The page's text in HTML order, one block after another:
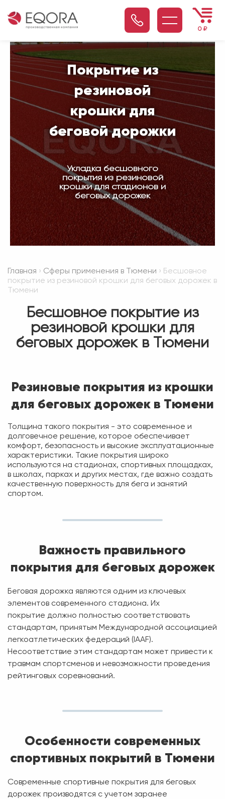
0 ₽
Покрытие из
резиновой
крошки для
беговой дорожки
Укладка бесшовного
покрытия из резиновой
крошки для стадионов и
беговых дорожек
Главная › Сферы применения в Тюмени › Бесшовное
покрытие из резиновой крошки для беговых дорожек в
Тюмени
Бесшовное покрытие из
резиновой крошки для
беговых дорожек в Тюмени
Резиновые покрытия из крошки
для беговых дорожек в Тюмени
Толщина такого покрытия - это современное и
долговечное решение, которое обеспечивает
комфорт, безопасность и высокие эксплуатационные
характеристики. Такие покрытия широко
используются на стадионах, спортивных площадках,
в школах, парках и других местах, где важно создать
качественную поверхность для бега и занятий
спортом.
Важность правильного
покрытия для беговых дорожек
Беговая дорожка являются одним из ключевых
элементов современного стадиона. Их
покрытие должно полностью соответствовать
стандартам, принятым Международной ассоциацией
легкоатлетических федераций (IAAF).
Несоответствие этим стандартам может привести к
травмам спортсменов и невозможности проведения
рейтинговых соревнований.
Особенности современных
спортивных покрытий в Тюмени
Современные спортивные покрытия для беговых
дорожек производятся с учетом заранее